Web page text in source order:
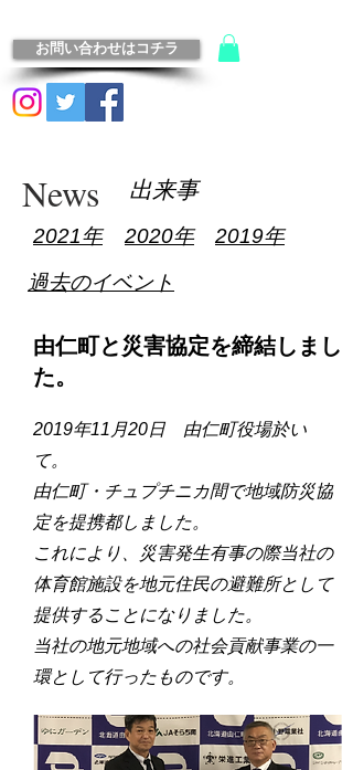
お問い合わせはコチラ
News
2021年
​出来事
2020年
2019年
過去のイベント
由仁町と災害協定を締結しまし
た。
2019年11月20日 由仁町役場於い
て。
由仁町・チュプチニカ間で地域防災協
定を提携都しました。
これにより、災害発生有事の際当社の
体育館施設を地元住民の避難所として
提供することになりました。
当社の地元地域への社会貢献事業の一
環として行ったものです。